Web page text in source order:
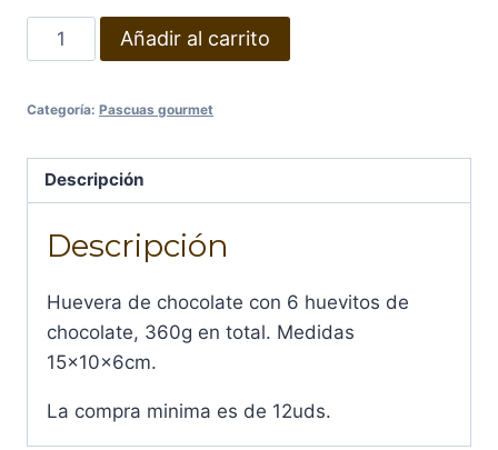
Huevera
de
con
huevitos
cantidad
Añadir al carrito
Categoría: Pascuas gourmet
Descripción
Descripción
Huevera de chocolate con 6 huevitos de
chocolate, 360g en total. Medidas
15x10x6cm.
La compra minima es de 12uds.